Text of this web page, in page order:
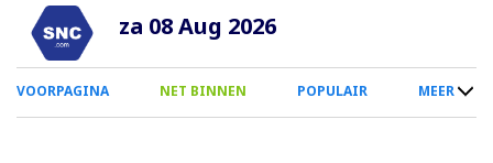
Overslaan
naar
inhoud
za 08 Aug 2026
0
Smartphone
VOORPAGINA NET BINNEN POPULAIR MEER